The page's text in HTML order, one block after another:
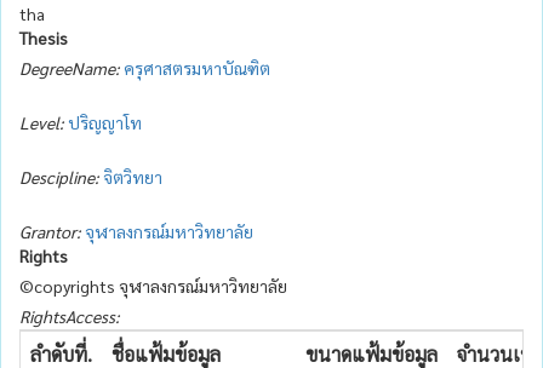
tha
Thesis
DegreeName: ครุศาสตรมหาบัณฑิต
Level:ปริญญาโท
Descipline: จิตวิทยา
Grantor: จุฬาลงกรณ์มหาวิทยาลัย
Rights
©copyrights จุฬาลงกรณ์มหาวิทยาลัย
RightsAccess:
ลำดับที่. ชื่อแฟ้มข้อมูล ขนาดแฟ้มข้อมูล
จำนวนเข้